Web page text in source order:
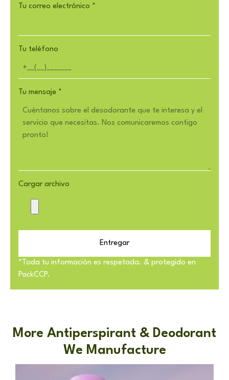
Tu correo electrónico *
Tu teléfono
Tu mensaje *
Cargar archivo
Entregar
*Toda tu información es respetada. & protegido en
PackCCP.
More Antiperspirant & Deodorant
We Manufacture